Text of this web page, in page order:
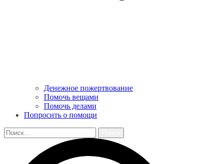
Денежное пожертвование
Помочь вещами
Помочь делами
Попросить о помощи
Найти: